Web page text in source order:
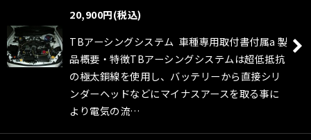
20,900円(税込)
TBアーシングシステム 車種専用取付書付属a 製
品概要・特徴TBアーシングシステムは超低抵抗
の極太銅線を使用し、バッテリーから直接シリ
ンダーヘッドなどにマイナスアースを取る事に
より電気の流…